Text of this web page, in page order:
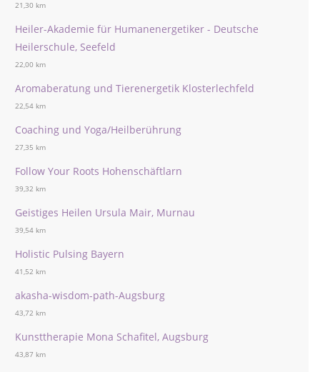
21,30 km
Heiler-Akademie für Humanenergetiker - Deutsche
Heilerschule, Seefeld
22,00 km
Aromaberatung und Tierenergetik Klosterlechfeld
22,54 km
Coaching und Yoga/Heilberührung
27,35 km
Follow Your Roots Hohenschäftlarn
39,32 km
Geistiges Heilen Ursula Mair, Murnau
39,54 km
Holistic Pulsing Bayern
41,52 km
akasha-wisdom-path-Augsburg
43,72 km
Kunsttherapie Mona Schafitel, Augsburg
43,87 km